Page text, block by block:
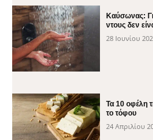
Καύσωνας:
ντους δεν
28 Ιουνίου
Τα 10 οφέλη
το τόφου
24 Απριλίου